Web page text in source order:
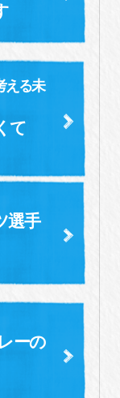
える未
て
選手
ーの